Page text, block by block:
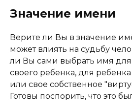
Значение имени
Верите ли Вы в значение
может влиять на судьбу
ли Вы сами выбрать имя для
своего ребенка, для
или свое собственное
Готовы поспорить, что это